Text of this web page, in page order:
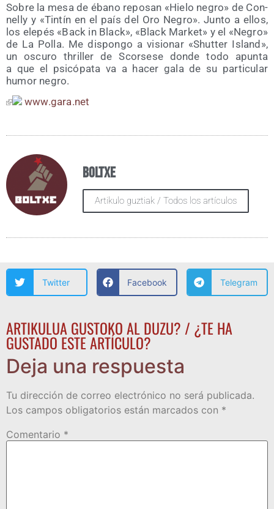
Sobre la mesa de ébano repo­san «Hie­lo negro» de Con­
nelly y «Tin­tín en el país del Oro Negro». Jun­to a ellos,
los ele­pés «Back in Black», «Black Mar­ket» y el «Negro»
de La Polla. Me dis­pon­go a visio­nar «Shut­ter Island»,
un oscu­ro thri­ller de Scor­se­se don­de todo apun­ta
a que el psi­có­pa­ta va a hacer gala de su par­ti­cu­lar
humor negro.
www​.gara​.net
Boltxe
Artikulo guztiak / Todos los artículos
Twitter Facebook Telegram
ARTIKULUA GUSTOKO AL DUZU? / ¿TE HA
GUSTADO ESTE ARTÍCULO?
Deja una respuesta
Tu dirección de correo electrónico no será publicada.
Los campos obligatorios están marcados con *
Comentario *